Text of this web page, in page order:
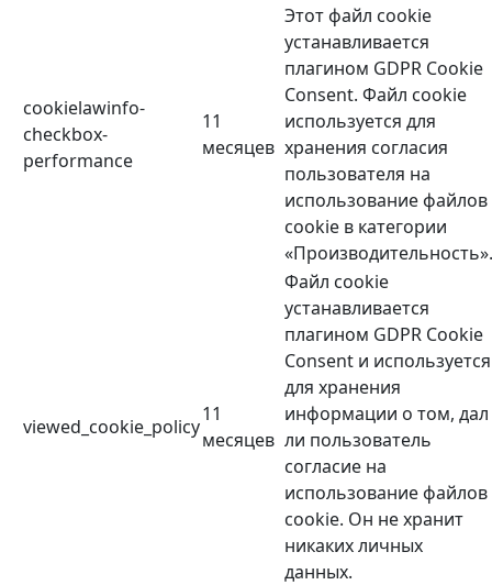
cookielawinfo-
checkbox-
performance
11
месяцев
Этот файл cookie
устанавливается
плагином GDPR Cookie
Consent. Файл cookie
используется для
хранения согласия
пользователя на
использование файлов
cookie в категории
«Производительность».
viewed_cookie_policy
11
месяцев
Файл cookie
устанавливается
плагином GDPR Cookie
Consent и используется
для хранения
информации о том, дал
ли пользователь
согласие на
использование файлов
cookie. Он не хранит
никаких личных
данных.